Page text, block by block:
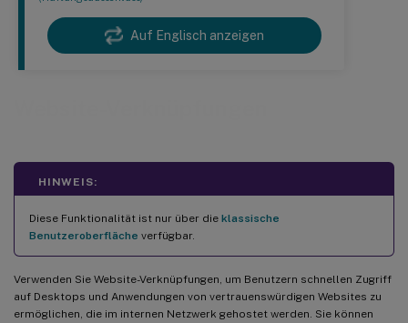
Auf Englisch anzeigen
HINWEIS:
Diese Funktionalität ist nur über die klassische
Benutzeroberfläche verfügbar.
Verwenden Sie Website-Verknüpfungen, um Benutzern schnellen Zugriff
auf Desktops und Anwendungen von vertrauenswürdigen Websites zu
ermöglichen, die im internen Netzwerk gehostet werden. Sie können